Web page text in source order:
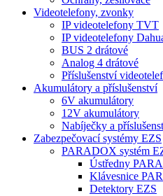
Videotelefony, zvonky
IP videotelefony TVT
IP videotelefony
BUS 2 drátové
Analog 4 drátové
Příslušenství
Akumulátory a příslušenství
6V akumulátory
12V akumulátory
Nabíječky a
Zabezpečovací systémy EZS
PARADOX systém
Ústředny
Klávesnice
Detektory EZS